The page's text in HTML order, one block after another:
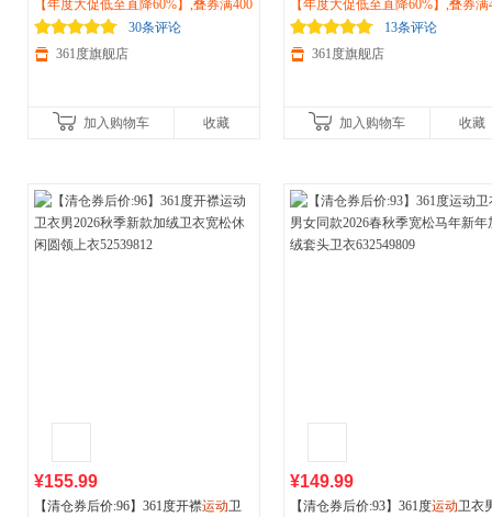
026秋季新款男士半高领印花套头宽松
卫衣休闲服632439802
【年度大促低至直降60%】,叠券满400
减150/600减230,立即抢购！
30条评论
361度旗舰店
加入购物车 收藏
026秒季简约圆领套头上衣宽松舒
袖卫衣662334801D
【年度大促低至直降60%】,叠券满
减150/600减230,立即抢购！
13条评论
361度旗舰店
加入购物车 收藏
¥155.99
【清仓券后价:96】361度开襟运动卫
¥149.99
【清仓券后价:93】361度运动卫衣